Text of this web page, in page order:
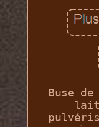
Buse